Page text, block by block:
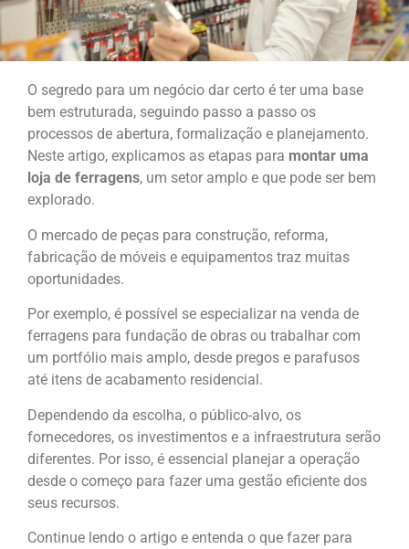
O segredo para um negócio dar certo é ter uma base
bem estruturada, seguindo passo a passo os
processos de abertura, formalização e planejamento.
Neste artigo, explicamos as etapas para montar uma
loja de ferragens, um setor amplo e que pode ser bem
explorado.
O mercado de peças para construção, reforma,
fabricação de móveis e equipamentos traz muitas
oportunidades.
Por exemplo, é possível se especializar na venda de
ferragens para fundação de obras ou trabalhar com
um portfólio mais amplo, desde pregos e parafusos
até itens de acabamento residencial.
Dependendo da escolha, o público-alvo, os
fornecedores, os investimentos e a infraestrutura serão
diferentes. Por isso, é essencial planejar a operação
desde o começo para fazer uma gestão eficiente dos
seus recursos.
Continue lendo o artigo e entenda o que fazer para